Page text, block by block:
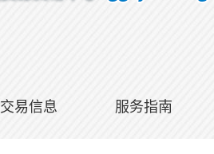
交易信息 服务指南